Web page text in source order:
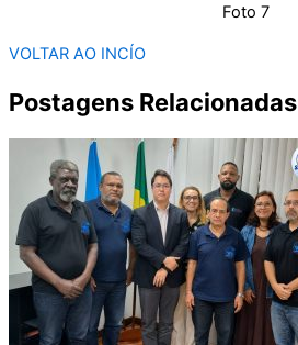
Foto 7
VOLTAR AO INCÍO
Postagens Relacionadas